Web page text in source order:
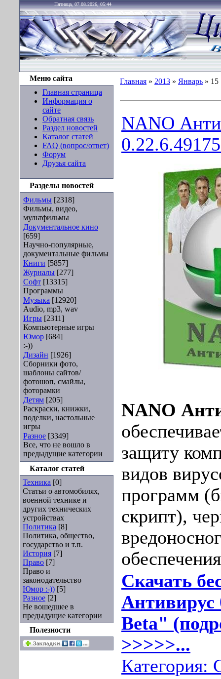
Пятница, 07.08.2026, 05:44
Меню сайта
Главная страница
Информация о
сайте
Обратная связь
Раздел новостей
Каталог статей
FAQ (вопрос/ответ)
Форум
Друзья сайта
Разделы новостей
Фильмы [2318]
Фильмы, видео,
мультфильмы
Документальное кино
[659]
Научно-популярные,
документальные фильмы
Книги [5857]
Журналы [277]
Софт [13315]
Программы
Музыка [12920]
Audio, mp3, wav
Игры [2311]
Компьютерные игры
Юмор [684]
:-))
Дизайн [1926]
Сборники фото,
шаблоны сайтов/
фотошоп, смайлы,
фоторамки
Детям [205]
Раскраски, книжки,
поделки, настольные
игры
Разное [3349]
Все, что не вошло в
предыдущие категории
Каталог статей
Техника [0]
Статьи о автомобилях,
военной технике и
других технических
устройствах
Политика [8]
Политика, общество,
государство и т.п.
История [7]
Право [7]
Право и
законодательство
Юмор :-)) [5]
Разное [2]
Не вошедшее в
предыдущие категории
Полезности
Главная » 2013 » Январь » 15
NANO
NANO
защиту
видов
программ
скрипт),
Скачать
Антивирус
Beta"
>>>>>...
Категория: